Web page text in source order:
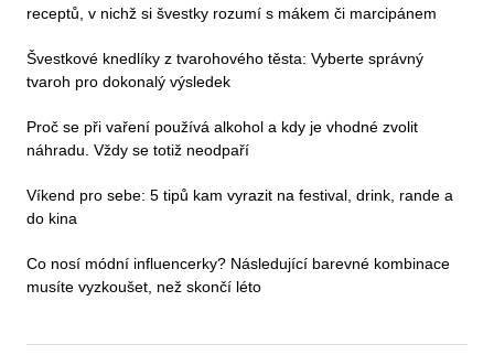
receptů, v nichž si švestky rozumí s mákem či marcipánem
Švestkové knedlíky z tvarohového těsta: Vyberte správný
tvaroh pro dokonalý výsledek
Proč se při vaření používá alkohol a kdy je vhodné zvolit
náhradu. Vždy se totiž neodpaří
Víkend pro sebe: 5 tipů kam vyrazit na festival, drink, rande a
do kina
Co nosí módní influencerky? Následující barevné kombinace
musíte vyzkoušet, než skončí léto